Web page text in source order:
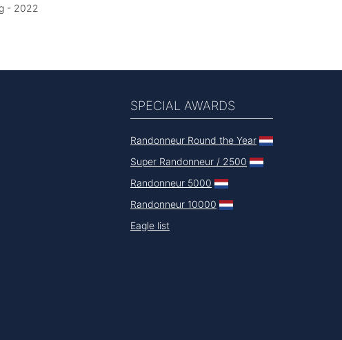
- 2022
SPECIAL AWARDS
Randonneur Round the Year
Super Randonneur / 2500
Randonneur 5000
Randonneur 10000
Eagle list